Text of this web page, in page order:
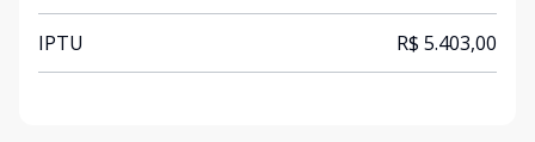
IPTU R$ 5.403,00